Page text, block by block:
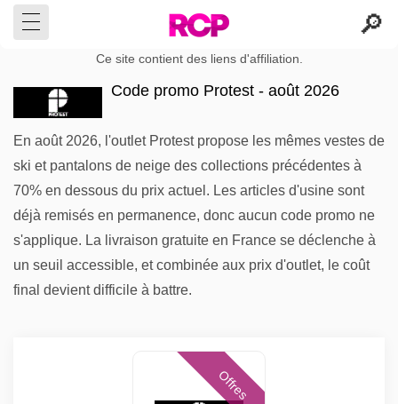
Ce site contient des liens d'affiliation.
Code promo Protest - août 2026
En août 2026, l'outlet Protest propose les mêmes vestes de
ski et pantalons de neige des collections précédentes à
70% en dessous du prix actuel. Les articles d'usine sont
déjà remisés en permanence, donc aucun code promo ne
s'applique. La livraison gratuite en France se déclenche à
un seuil accessible, et combinée aux prix d'outlet, le coût
final devient difficile à battre.
Offres